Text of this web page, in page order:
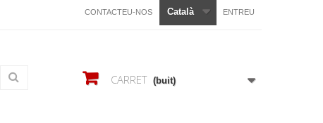
ENTREU
Català
CONTACTEU-NOS
CARRET (buit)